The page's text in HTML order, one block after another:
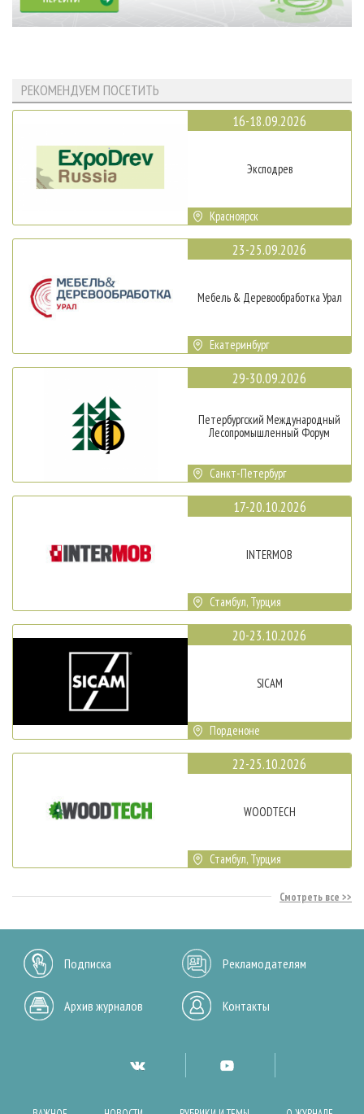
РЕКОМЕНДУЕМ ПОСЕТИТЬ
16-18.09.2026
Эксподрев
Красноярск
23-25.09.2026
Мебель & Деревообработка Урал
Екатеринбург
29-30.09.2026
Петербургский Международный
Лесопромышленный Форум
Санкт-Петербург
17-20.10.2026
INTERMOB
Стамбул, Турция
20-23.10.2026
SICAM
Порденоне
22-25.10.2026
WOODTECH
Стамбул, Турция
Смотреть все
Подписка Рекламодателям
Архив журналов Контакты